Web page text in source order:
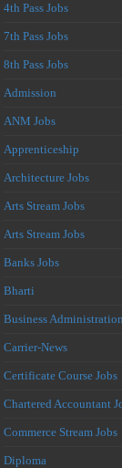
4th Pass Jobs
7th Pass Jobs
8th Pass Jobs
Admission
ANM Jobs
Apprenticeship
Architecture Jobs
Arts Stream Jobs
Arts Stream Jobs
Banks Jobs
Bharti
Business
Carrier-News
Certificate Course Jobs
Chartered Accountant
Commerce Stream Jobs
Diploma